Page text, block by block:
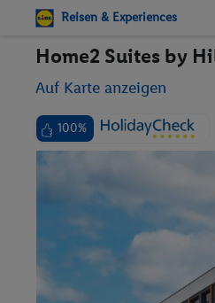
Reisen & Experiences
Home2 Suites by
Auf Karte anzeigen
100%